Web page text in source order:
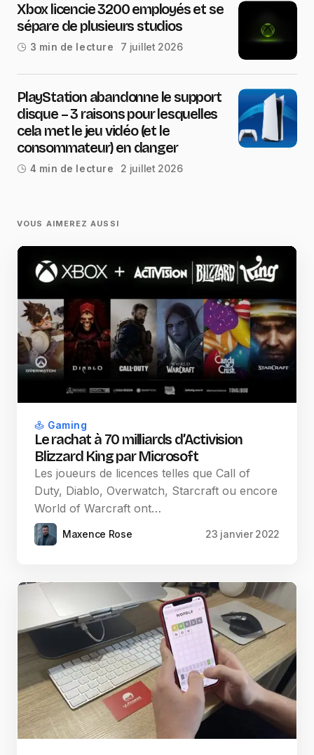
Xbox licencie 3200 employés et se
sépare de plusieurs studios
3 min de lecture 7 juillet 2026
PlayStation abandonne le support
disque – 3 raisons pour lesquelles
cela met le jeu vidéo (et le
consommateur) en danger
4 min de lecture 2 juillet 2026
VOUS AIMEREZ AUSSI
Gaming
Le rachat à 70 milliards d’Activision
Blizzard King par Microsoft
Les joueurs de licences telles que Call of
Duty, Diablo, Overwatch, Starcraft ou encore
World of Warcraft ont…
Maxence Rose 23 janvier 2022